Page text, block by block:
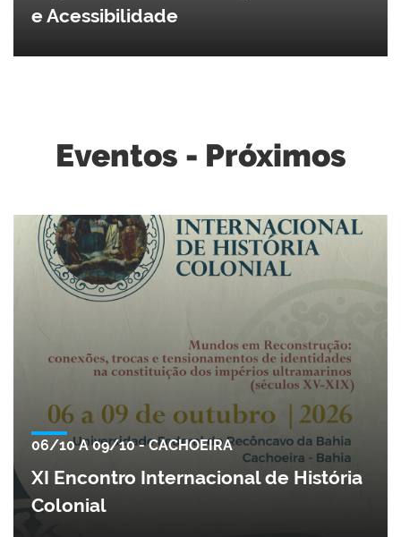
e Acessibilidade
Eventos - Próximos
06/10 A 09/10 - CACHOEIRA
XI Encontro Internacional de História
Colonial